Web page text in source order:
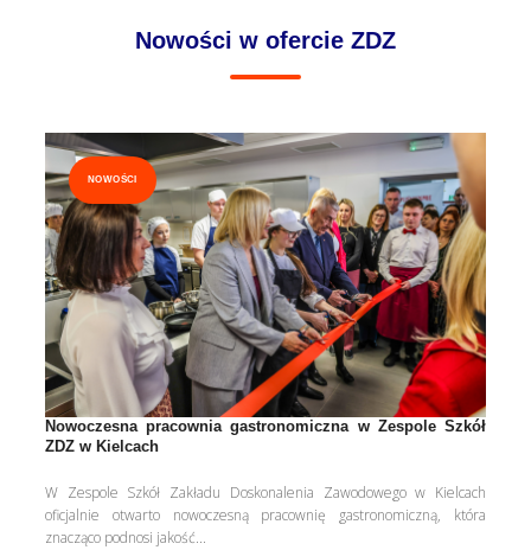
Nowości w ofercie ZDZ
NOWOŚCI
Nowoczesna pracownia gastronomiczna w Zespole Szkół
ZDZ w Kielcach
W Zespole Szkół Zakładu Doskonalenia Zawodowego w Kielcach
oficjalnie otwarto nowoczesną pracownię gastronomiczną, która
znacząco podnosi jakość...